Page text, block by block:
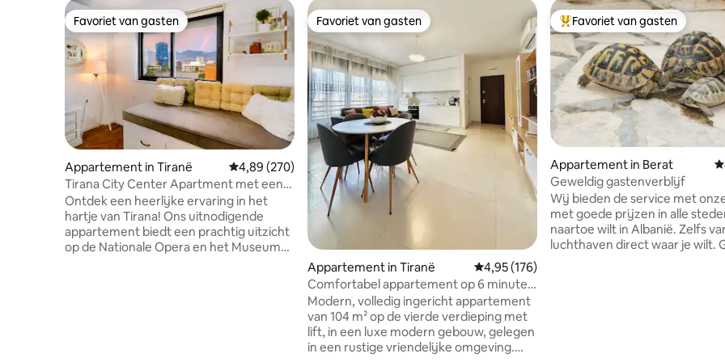
Favoriet van gasten
Favoriet van gasten
Appartement in Tiranë Gemiddelde beoordeling van 4,89 uit 5, 270 recensies
4,89 (270)
Tirana City Center Apartment met een
mooi uitzicht
Ontdek een heerlijke ervaring in het
hartje van Tirana! Ons uitnodigende
appartement biedt een prachtig uitzicht
op de Nationale Opera en het Museum
Favoriet van gasten
Favoriet van gasten
Appartement in Tiranë Gemiddelde beoordeling van 4,95 uit 5, 176
4,95 (176)
Comfortabel appartement op 6 minuten
van het centrum van Tirana!
Modern, volledig ingericht appartement
van 104 m² op de vierde verdieping met
lift, in een luxe modern gebouw, gelegen
in een rustige vriendelijke omgeving.
Topfavoriet van gasten
Favoriet van gasten
Appartement in Berat
Geweldig gastenverblijf
Wij bieden de service met
met goede prijzen in alle
naartoe wilt in Albanië. Zelfs vanaf de
luchthaven direct waar je wilt.